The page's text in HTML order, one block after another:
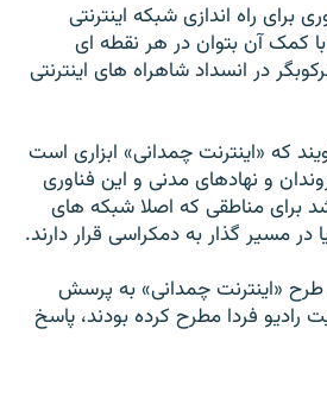
برای راه اندازی شبکه اينترنتی
کمک آن بتوان در هر نقطه ای
در انسداد شاهراه های اينترنتی
که «اينترنت چمدانی» ابزاری است
و نهادهای مدنی و اين فناوری
برای مناطقی که اصلا شبکه های
در مسير گذار به دمکراسی قرار دارند.
«اينترنت چمدانی» به پرسش
راديو فردا مطرح کرده بودند، پاسخ